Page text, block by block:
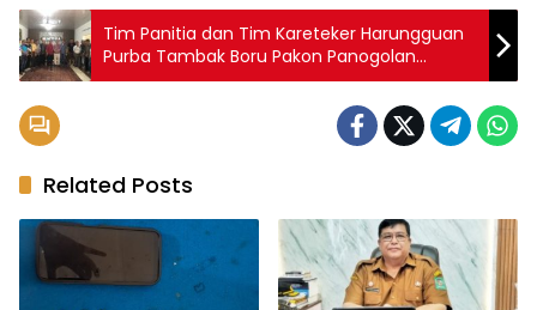
Tim Panitia dan Tim Kareteker Harungguan
Purba Tambak Boru Pakon Panogolan
Lakukan Dialognisasi
Related Posts